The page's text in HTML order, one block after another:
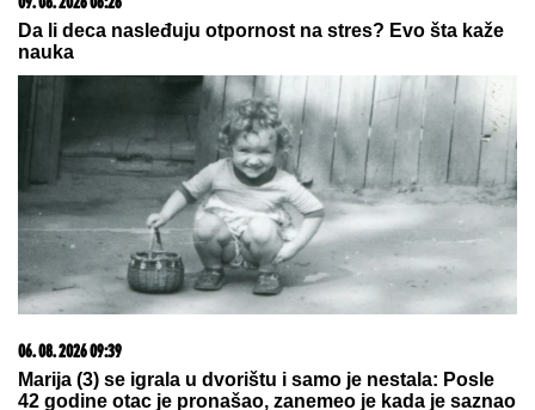
03. 08. 2026 13:23
Hibrid broj 1 koji osvaja Evropu, sada po specijalnoj